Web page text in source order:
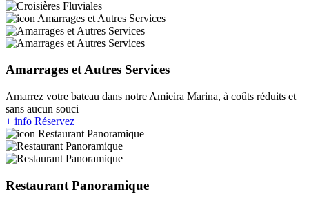
Amarrages et Autres Services
Amarrez votre bateau dans notre Amieira Marina, à coûts réduits et
sans aucun souci
+ info Réservez
Restaurant Panoramique